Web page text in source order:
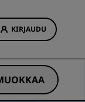
KIRJAUDU